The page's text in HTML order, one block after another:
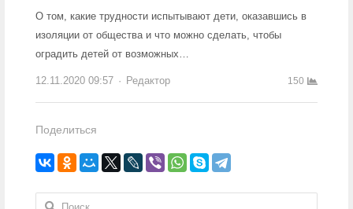
О том, какие трудности испытывают дети, оказавшись в
изоляции от общества и что можно сделать, чтобы
оградить детей от возможных…
12.11.2020 09:57 Author
Редактор 150
Поделиться
Найти: